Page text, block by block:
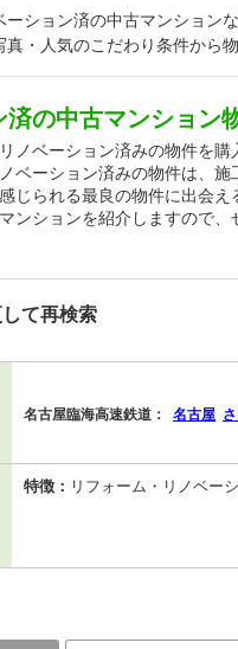
ション済の中古マンション
・人気のこだわり条件から
の中古マンション
ノベーション済みの物件を
ベーション済みの物件は、施
じられる最良の物件に出会
ンションを紹介しますので
て再検索
名古屋臨海高速鉄道： 名古屋
特徴： リフォーム・リノベー